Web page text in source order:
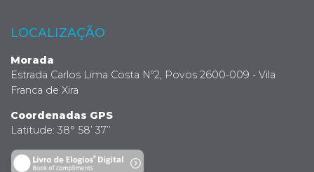
LOCALIZAÇÃO
Morada
Estrada Carlos Lima Costa Nº2, Povos 2600-009 - Vila
Franca de Xira
Coordenadas GPS
Latitude: 38° 58’ 37’’